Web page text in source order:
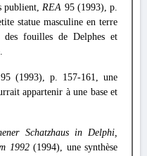
publient,REA 95 (1993), p.
statue masculine en terre
des fouilles de Delphes et
95 (1993), p. 157-161, une
appartenir à une base et
Schatzhaus in Delphi,
1992(1994), une synthèse